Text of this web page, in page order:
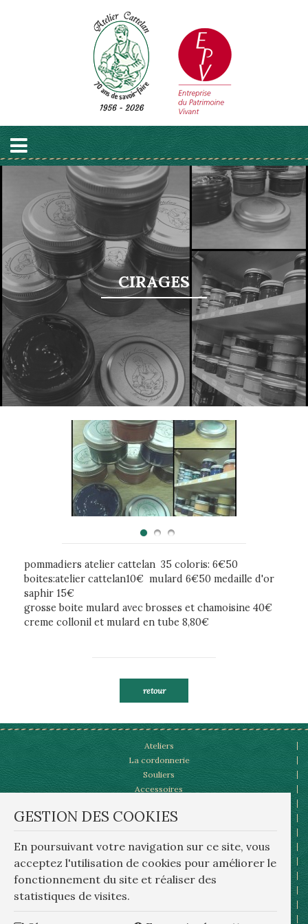
CIRAGES
pommadiers atelier cattelan 35 coloris: 6€50
boites:atelier cattelan10€ mulard 6€50 medaille d'or
saphir 15€
grosse boite mulard avec brosses et chamoisine 40€
creme collonil et mulard en tube 8,80€
retour
Ateliers
La cordonnerie
Souliers
Accessoires
notre catalogue,la presse,les visites
Vidéos,à la TV
Contact
Mentions Légales
GESTION DES COOKIES
En poursuivant votre navigation sur ce site, vous
acceptez l'utilisation de cookies pour améliorer le
fonctionnement du site et réaliser des
statistiques de visites.